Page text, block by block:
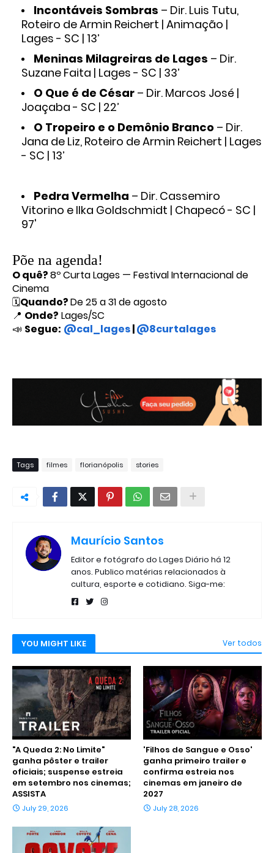
Incontáveis Sombras – Dir. Luis Tutu,
Roteiro de Armin Reichert | Animação |
Lages - SC | 13’
Meninas Milagreiras de Lages – Dir.
Suzane Faita | Lages - SC | 33’
O Que é de César – Dir. Marcos José |
Joaçaba - SC | 22’
O Tropeiro e o Demônio Branco – Dir.
Jana de Liz, Roteiro de Armin Reichert | Lages
- SC | 13’
Pedra Vermelha – Dir. Cassemiro
Vitorino e Ilka Goldschmidt | Chapecó - SC |
97'
Põe na agenda!
O quê?8º Curta Lages — Festival Internacional de
Cinema
🗓️Quando?De 25 a 31 de agosto
📍 Onde? Lages/SC
📣 Segue: @cal_lages|@8curtalages
Tags filmes florianópolis stories
Maurício Santos
Editor e fotógrafo do Lages Diário há 12
anos. Publico matérias relacionados à
cultura, esporte e cotidiano. Siga-me:
YOU MIGHT LIKE Ver todos
"A Queda 2: No Limite"
ganha pôster e trailer
oficiais; suspense estreia
em setembro nos cinemas;
ASSISTA
July 29, 2026
'Filhos de Sangue e Osso'
ganha primeiro trailer e
confirma estreia nos
cinemas em janeiro de
2027
July 28, 2026